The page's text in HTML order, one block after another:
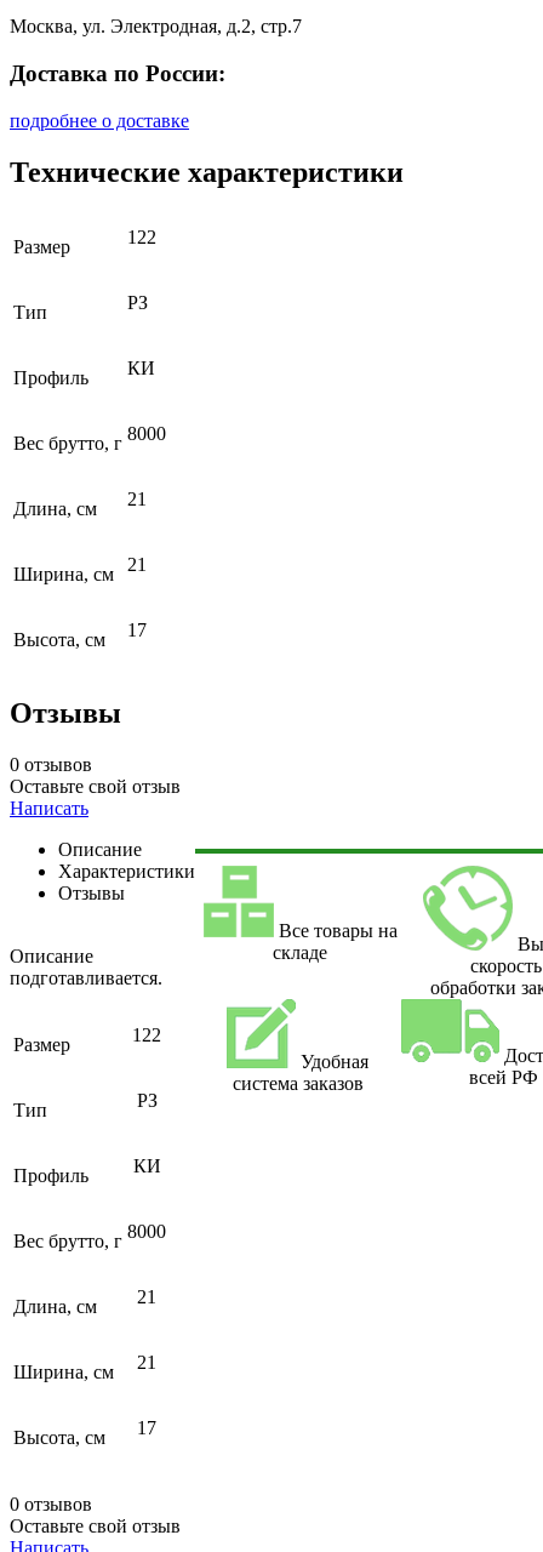
Москва, ул. Электродная, д.2, стр.7
Доставка по России:
подробнее о доставке
Технические характеристики
Размер 122
Тип РЗ
Профиль КИ
Вес брутто, г 8000
Длина, см 21
Ширина, см 21
Высота, см 17
Отзывы
0 отзывов
Оставьте свой отзыв
Написать
Описание
Характеристики
Отзывы
Описание
подготавливается.
Размер 122
Тип РЗ
Профиль КИ
Вес брутто, г 8000
Длина, см 21
Ширина, см 21
Высота, см 17
0 отзывов
Оставьте свой отзыв
Все товары на
складе
скорость
обработки
Удобная
система заказов
всей РФ